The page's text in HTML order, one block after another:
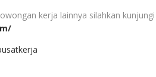
kerja lainnya silahkan kunjungi